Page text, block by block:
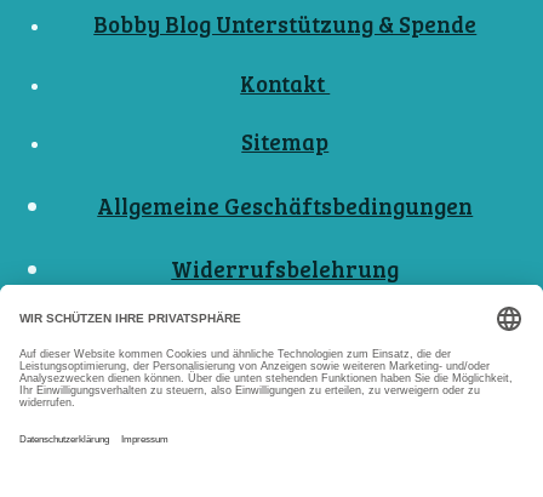
Bobby Blog Unterstützung & Spende
Kontakt
Sitemap
Allgemeine Geschäftsbedingungen
Widerrufsbelehrung
Nutzungsbedingungen
Datenschutzerklärungen